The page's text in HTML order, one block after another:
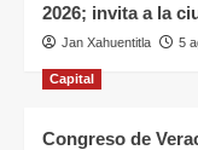
2026; invita a la
Jan Xahuentitla 5
Capital
Congreso de